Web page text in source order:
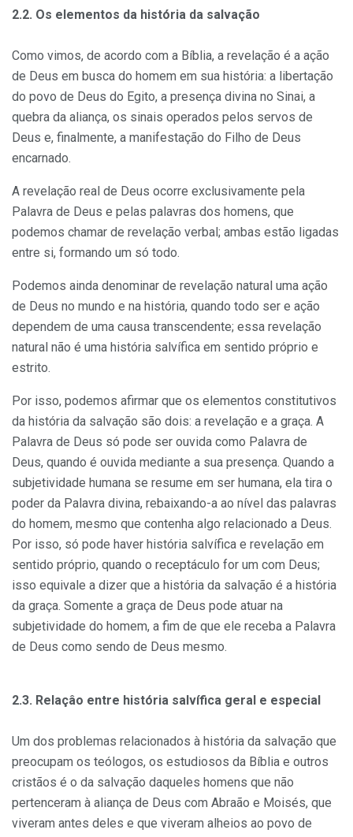
2.2. Os elementos da história da salvação
Como vimos, de acordo com a Bíblia, a revelação é a ação
de Deus em busca do homem em sua história: a libertação
do povo de Deus do Egito, a presença divina no Sinai, a
quebra da aliança, os sinais opera­dos pelos servos de
Deus e, finalmente, a manifestação do Filho de Deus
encarnado.
A revelação real de Deus ocorre exclusivamente pela
Palavra de Deus e pelas palavras dos homens, que
podemos chamar de revelação verbal; ambas estão ligadas
entre si, formando um só todo.
Podemos ainda denominar de revelação natural uma ação
de Deus no mundo e na história, quando todo ser e ação
dependem de uma cau­sa transcendente; essa revelação
natural não é uma história salvífica em sentido próprio e
estrito.
Por isso, podemos afirmar que os elementos constitutivos
da história da salvação são dois: a revelação e a graça. A
Palavra de Deus só pode ser ouvida como Palavra de
Deus, quando é ouvida mediante a sua presença. Quando a
subjetividade humana se resume em ser hu­mana, ela tira o
poder da Palavra divina, rebaixando-a ao nível das palavras
do homem, mesmo que contenha algo relacionado a Deus.
Por isso, só pode haver história salvífica e revelação em
sentido pró­prio, quando o receptáculo for um com Deus;
isso equivale a dizer que a história da salvação é a história
da graça. Somente a graça de Deus pode atuar na
subjetividade do homem, a fim de que ele receba a Pala­vra
de Deus como sendo de Deus mesmo.
2.3. Relaçâo entre história salvífica geral e especial
Um dos problemas relacionados à história da salvação que
preocu­pam os teólogos, os estudiosos da Bíblia e outros
cristãos é o da salvação daqueles homens que não
pertenceram à aliança de Deus com Abraão e Moisés, que
viveram antes deles e que viveram alheios ao povo de